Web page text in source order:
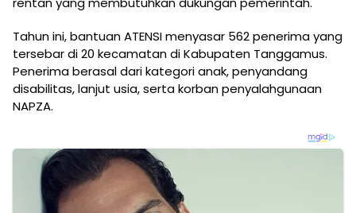
Tahun ini, bantuan ATENSI menyasar 562 penerima yang
tersebar di 20 kecamatan di Kabupaten Tanggamus.
Penerima berasal dari kategori anak, penyandang
disabilitas, lanjut usia, serta korban penyalahgunaan
NAPZA.